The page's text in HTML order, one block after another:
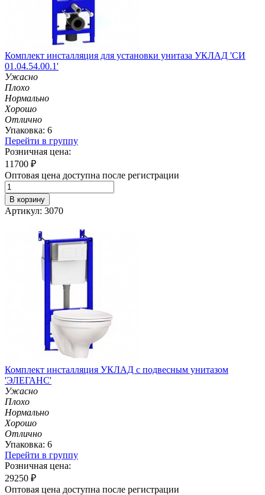
Комплект инсталляция для установки унитаза УКЛАД 'СИ
01.04.54.00.1'
Ужасно
Плохо
Нормально
Хорошо
Отлично
Упаковка: 6
Перейти в группу
Розничная цена:
11700 ₽
Оптовая цена доступна после регистрации
В корзину
Артикул: 3070
Комплект инсталляция УКЛАД с подвесным унитазом
'ЭЛЕГАНС'
Ужасно
Плохо
Нормально
Хорошо
Отлично
Упаковка: 6
Перейти в группу
Розничная цена:
29250 ₽
Оптовая цена доступна после регистрации